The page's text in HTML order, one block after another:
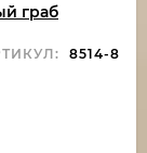
граб
8514-8